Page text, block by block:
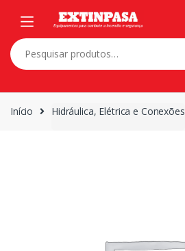
navigation
content
Pesquisar
por:
Início Hidráulica, Elétrica e Conexões